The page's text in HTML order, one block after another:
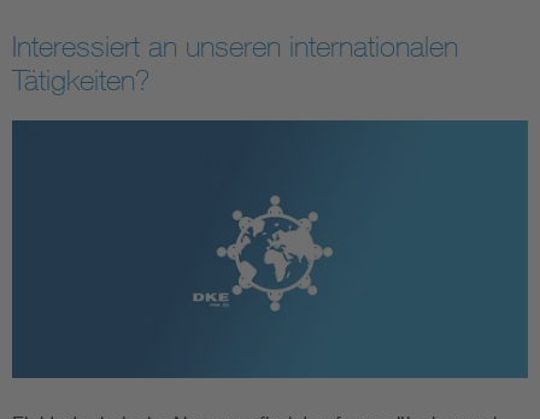
Interessiert an unseren internationalen
Tätigkeiten?